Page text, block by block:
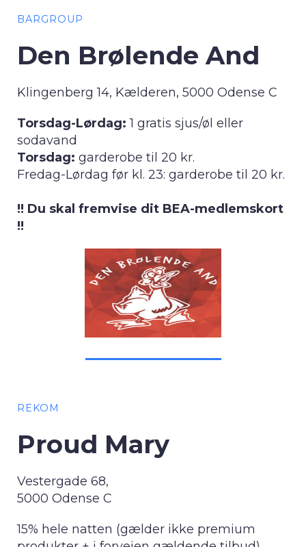
BARGROUP
Den Brølende And
Klingenberg 14, Kælderen, 5000 Odense C
Torsdag-Lørdag: 1 gratis sjus/øl eller
sodavand
Torsdag: garderobe til 20 kr.
Fredag-Lørdag før kl. 23: garderobe til 20 kr.
!! Du skal fremvise dit BEA-medlemskort
!!
REKOM
Proud Mary
Vestergade 68,
5000 Odense C
15% hele natten (gælder ikke premium